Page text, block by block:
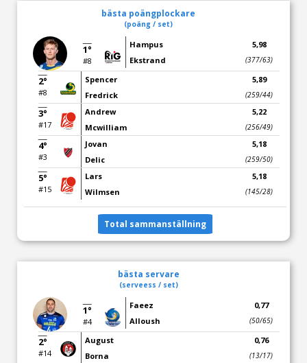
bästa poängplockare
(poäng / set)
1°
#8
Hampus
Ekstrand
5,98
(377/63)
2°
#8
Spencer
Fredrick
5,89
(259/44)
3°
#17
Andrew
Mcwilliam
5,22
(256/49)
4°
#3
Jovan
Delic
5,18
(259/50)
5°
#15
Lars
Wilmsen
5,18
(145/28)
Total sammanställning
bästa servare
(serveess / set)
1°
#4
Faeez
Alloush
0,77
(50/65)
2°
#14
August
Borna
0,76
(13/17)